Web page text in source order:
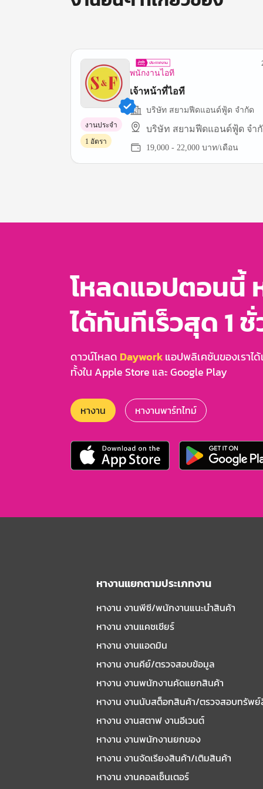
พนักงานไอที
เจ้าหน้าที่ไอที
บริษัท สยามฟีดแอนด์ฟู้ด จำกัด
บริษัท สยามฟีดแอนด์ฟู้ด จำ
19,000 - 22,000 บาท/เดือน
งานประจำ
1 อัตรา
โหลดแอปตอนนี้
ได้ทันทีเร็วสุด 1 ชั่
ดาวน์โหลด Dayworkแอปพลิเคชันของเราไ
ทั้งใน Apple Store และ Google Play
หางาน หางานพาร์ทไทม์
หางานแยกตามประเภทงาน
หางาน งานพีซี/พนักงานแนะนําสินค้า
หางาน งานแคชเชียร์
หางาน งานแอดมิน
หางาน งานคีย์/ตรวจสอบข้อมูล
หางาน งานพนักงานคัดแยกสินค้า
หางาน งานนับสต็อกสินค้า/ตรวจสอบทรัพ
หางาน งานสตาฟ งานอีเวนต์
หางาน งานพนักงานยกของ
หางาน งานจัดเรียงสินค้า/เติมสินค้า
หางาน งานคอลเซ็นเตอร์